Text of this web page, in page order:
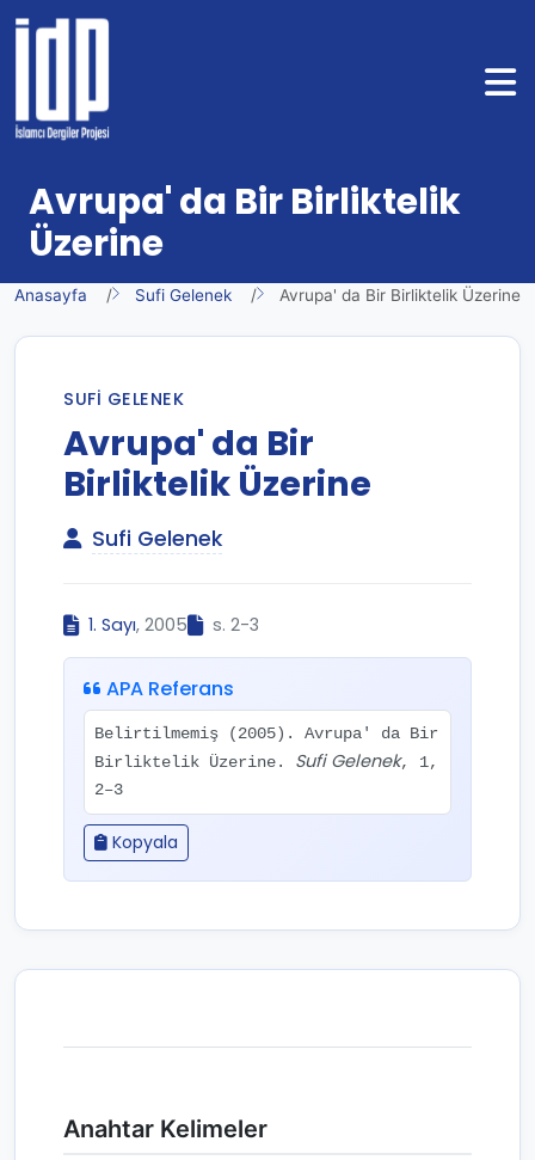
Avrupa' da Bir Birliktelik
Üzerine
Anasayfa Sufi Gelenek Avrupa' da Bir Birliktelik Üzerine
SUFI GELENEK
Avrupa' da Bir
Birliktelik Üzerine
Sufi Gelenek
1. Sayı, 2005 s. 2-3
APA Referans
Belirtilmemiş (2005). Avrupa' da Bir
Birliktelik Üzerine. Sufi Gelenek, 1,
2–3
Kopyala
Anahtar Kelimeler